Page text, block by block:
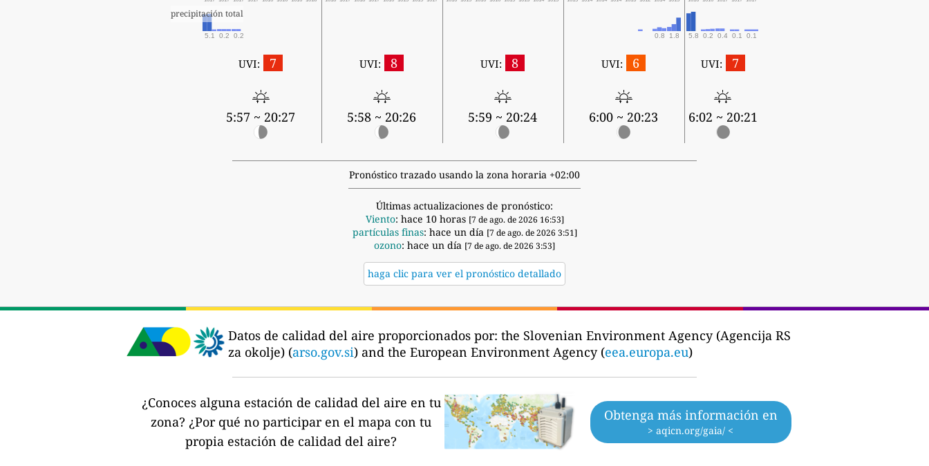
precipitación total
5.1 0.2 0.2 0.8 1.8 5.8 0.2 0.4 0.1 0.1
UVI: 7
5:57 ~ 20:27
UVI: 8
5:58 ~ 20:26
UVI: 8
5:59 ~ 20:24
UVI: 6
6:00 ~ 20:23
UVI: 7
6:02 ~ 20:21
Pronóstico trazado usando la zona horaria +02:00
Últimas actualizaciones de pronóstico:
Viento: hace 10 horas [7 de ago. de 2026 16:53]
partículas finas: hace un día [7 de ago. de 2026 3:51]
ozono: hace un día [7 de ago. de 2026 3:53]
haga clic para ver el pronóstico detallado
Datos de calidad del aire proporcionados por: the Slovenian Environment Agency (Agencija RS
za okolje) (arso.gov.si) and the European Environment Agency (eea.europa.eu)
¿Conoces alguna estación de calidad del aire en tu
zona? ¿Por qué no participar en el mapa con tu
propia estación de calidad del aire?
Obtenga más información en
> aqicn.org/gaia/ <